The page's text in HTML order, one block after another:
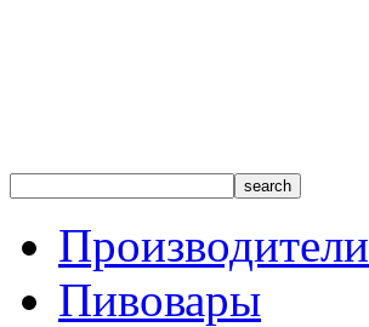
Производители
Пивовары